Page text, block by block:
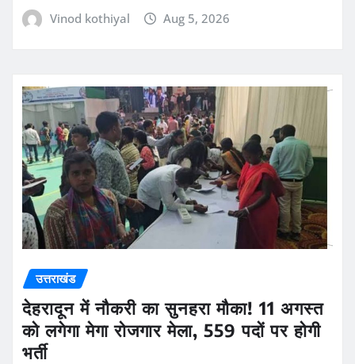
Vinod kothiyal Aug 5, 2026
उत्तराखंड
देहरादून में नौकरी का सुनहरा मौका! 11 अगस्त
को लगेगा मेगा रोजगार मेला, 559 पदों पर होगी
भर्ती